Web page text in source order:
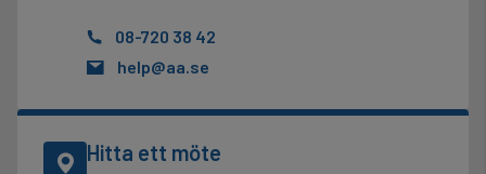
08-720 38 42
help@aa.se
Hitta ett möte